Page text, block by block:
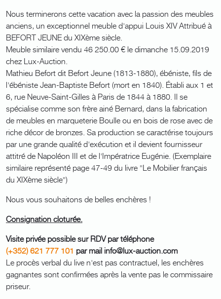
Nous terminerons cette vacation avec la passion des meubles
anciens, un exceptionnel meuble d'appui Louis XIV Attribué à
BEFORT JEUNE du XIXème siècle.
Meuble similaire vendu 46 250.00 € le dimanche 15.09.2019
chez Lux-Auction.
Mathieu Befort dit Befort Jeune (1813-1880), ébéniste, fils de
l'ébéniste Jean-Baptiste Befort (mort en 1840). Établi aux 1 et
6, rue Neuve-Saint-Gilles à Paris de 1844 à 1880. Il se
spécialise comme son frère ainé Bernard, dans la fabrication
de meubles en marqueterie Boulle ou en bois de rose avec de
riche décor de bronzes. Sa production se caractérise toujours
par une grande qualité d'exécution et il devient fournisseur
attitré de Napoléon III et de l'Impératrice Eugénie. (Exemplaire
similaire représenté page 47-49 du livre "Le Mobilier français
du XIXème siècle")
Nous vous souhaitons de belles enchères !
Consignation cloturée.
Visite privée possible sur RDV par téléphone
(+352) 621 777 101 par mail info@lux-auction.com
Le procès verbal du live n'est pas contractuel, les enchères
gagnantes sont confirmées après la vente pas le commissaire
priseur.